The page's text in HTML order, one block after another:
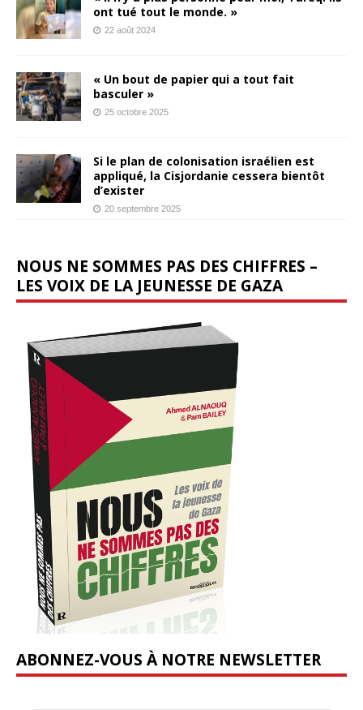
ont tué tout le monde. »
22 août 2024
« Un bout de papier qui a tout fait
basculer »
25 octobre 2025
Si le plan de colonisation israélien est
appliqué, la Cisjordanie cessera bientôt
d’exister
20 septembre 2025
NOUS NE SOMMES PAS DES CHIFFRES –
LES VOIX DE LA JEUNESSE DE GAZA
ABONNEZ-VOUS À NOTRE NEWSLETTER